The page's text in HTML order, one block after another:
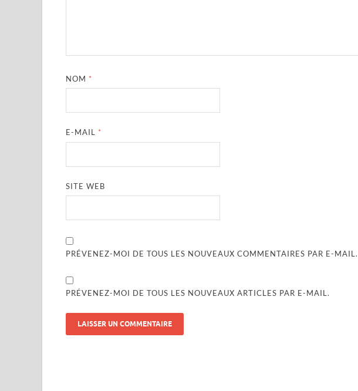
NOM *
E-MAIL *
SITE WEB
PRÉVENEZ-MOI DE TOUS LES NOUVEAUX COMMENTAIRES PAR E-MAIL.
PRÉVENEZ-MOI DE TOUS LES NOUVEAUX ARTICLES PAR E-MAIL.